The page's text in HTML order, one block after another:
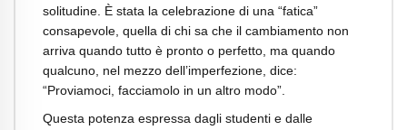
solitudine. È stata la celebrazione di una “fatica”
consapevole, quella di chi sa che il cambiamento non
arriva quando tutto è pronto o perfetto, ma quando
qualcuno, nel mezzo dell’imperfezione, dice:
“Proviamoci, facciamolo in un altro modo”.
Questa potenza espressa dagli studenti e dalle